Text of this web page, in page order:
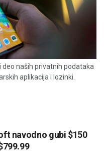
naših privatnih podataka
aplikacija i lozinki.
navodno gubi $150